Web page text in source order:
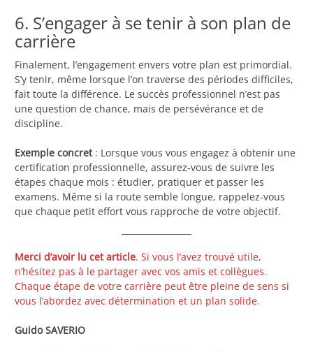
6. S’engager à se tenir à son plan de
carrière
Finalement, l’engagement envers votre plan est primordial.
S’y tenir, même lorsque l’on traverse des périodes difficiles,
fait toute la différence. Le succès professionnel n’est pas
une question de chance, mais de persévérance et de
discipline.
Exemple concret: Lorsque vous vous engagez à obtenir une
certification professionnelle, assurez-vous de suivre les
étapes chaque mois : étudier, pratiquer et passer les
examens. Même si la route semble longue, rappelez-vous
que chaque petit effort vous rapproche de votre objectif.
Merci d’avoir lu cet article. Si vous l’avez trouvé utile,
n’hésitez pas à le partager avec vos amis et collègues.
Chaque étape de votre carrière peut être pleine de sens si
vous l’abordez avec détermination et un plan solide.
Guido SAVERIO